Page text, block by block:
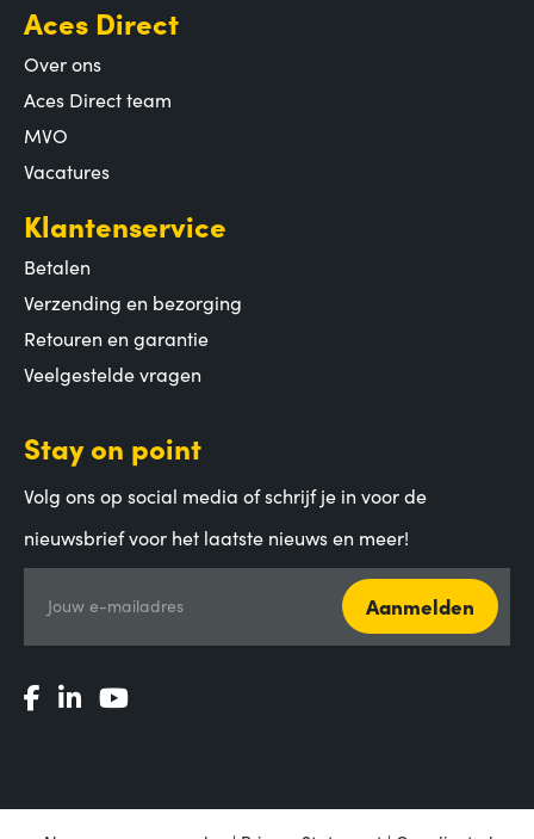
Aces Direct
Over ons
Aces Direct team
MVO
Vacatures
Klantenservice
Betalen
Verzending en bezorging
Retouren en garantie
Veelgestelde vragen
Stay on point
Volg ons op social media of schrijf je in voor de
nieuwsbrief voor het laatste nieuws en meer!
Jouw e-mailadres Aanmelden